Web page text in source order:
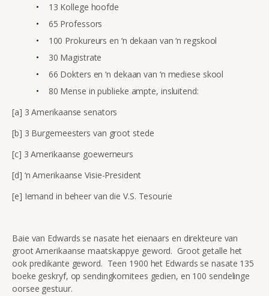
13 Kollege hoofde
65 Professors
100 Prokureurs en ‘n dekaan van ‘n regskool
30 Magistrate
66 Dokters en ‘n dekaan van ‘n mediese skool
80 Mense in publieke ampte, insluitend:
[a] 3 Amerikaanse senators
[b] 3 Burgemeesters van groot stede
[c] 3 Amerikaanse goewerneurs
[d] ‘n Amerikaanse Visie-President
[e] Iemand in beheer van die V.S. Tesourie
Baie van Edwards se nasate het eienaars en direkteure van
groot Amerikaanse maatskappye geword. Groot getalle het
ook predikante geword. Teen 1900 het Edwards se nasate 135
boeke geskryf, op sendingkomitees gedien, en 100 sendelinge
oorsee gestuur.